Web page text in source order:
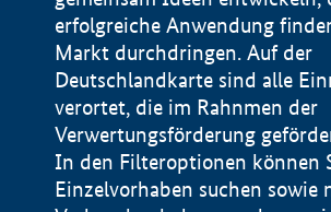
erfolgreiche Anwendung
Markt durchdringen. Auf der
Deutschlandkarte sind alle
verortet, die im Rahnmen der
Verwertungsförderung
In den Filteroptionen können
Einzelvorhaben suchen sowie